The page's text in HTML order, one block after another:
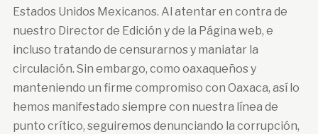
Estados Unidos Mexicanos. Al atentar en contra de
nuestro Director de Edición y de la Página web, e
incluso tratando de censurarnos y maniatar la
circulación. Sin embargo, como oaxaqueños y
manteniendo un firme compromiso con Oaxaca, así lo
hemos manifestado siempre con nuestra línea de
punto crítico, seguiremos denunciando la corrupción,